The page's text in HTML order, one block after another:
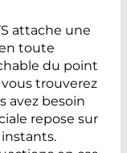
attache une
toute
du point
trouverez
avez besoin
repose sur